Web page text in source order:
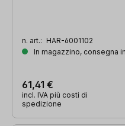
n. art.: HAR-6001102
In magazzino, consegna
61,41 €
incl. IVA più costi di
spedizione